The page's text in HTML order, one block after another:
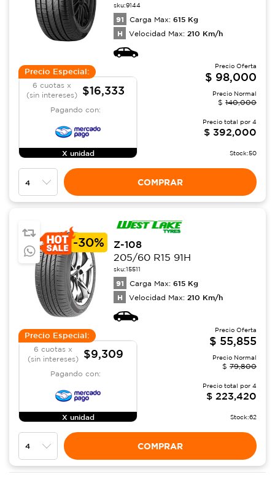
sku:9144
91 Carga Max: 615 Kg
H Velocidad Max: 210 Km/h
Precio Especial:
6 cuotas x
(sin intereses)
$16,333
Pagando con:
X unidad
Precio Oferta
$ 98,000
Precio Normal
$ 140,000
Precio total por 4
$ 392,000
Stock:50
COMPRAR
-30%
Z-108
205/60 R15 91H
sku:15511
91 Carga Max: 615 Kg
H Velocidad Max: 210 Km/h
Precio Especial:
6 cuotas x
(sin intereses)
$9,309
Pagando con:
X unidad
Precio Oferta
$ 55,855
Precio Normal
$ 79,800
Precio total por 4
$ 223,420
Stock:62
COMPRAR